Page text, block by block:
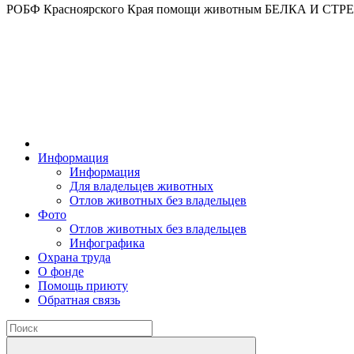
РОБФ Красноярского Края помощи животным БЕЛКА И
Информация
Информация
Для владельцев животных
Отлов животных без владельцев
Фото
Отлов животных без владельцев
Инфографика
Охрана труда
О фонде
Помощь приюту
Обратная связь